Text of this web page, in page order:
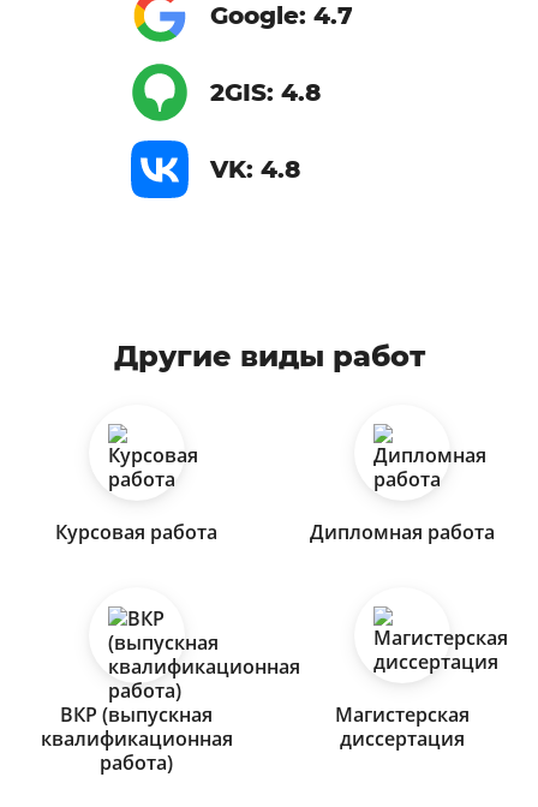
Google: 4.7
2GIS: 4.8
VK: 4.8
Другие виды работ
Курсовая работа Дипломная работа
ВКР (выпускная
квалификационная
работа)
Магистерская
диссертация